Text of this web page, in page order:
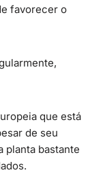
favorecer o
que está
de seu
planta bastante